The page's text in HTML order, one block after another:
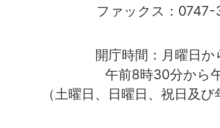
ファックス：
開庁時間：月曜日か
午前8時30分から
（土曜日、日曜日、祝日及